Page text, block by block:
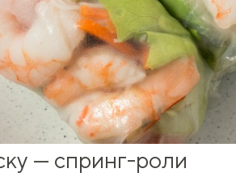
— спринг-роли